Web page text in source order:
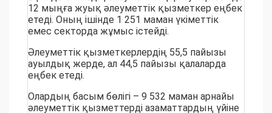
12 мыңға жуық әлеуметтік қызметкер еңбек
етеді. Оның ішінде 1 251 маман үкіметтік
емес секторда жұмыс істейді.
Әлеуметтік қызметкерлердің 55,5 пайызы
ауылдық жерде, ал 44,5 пайызы қалаларда
еңбек етеді.
Олардың басым бөлігі – 9 532 маман арнайы
әлеуметтік қызметтерді азаматтардың үйіне